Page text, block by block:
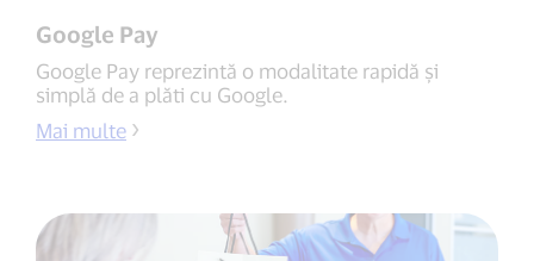
Google Pay
Google Pay reprezintă o modalitate rapidă și
simplă de a plăti cu Google.
Mai multe